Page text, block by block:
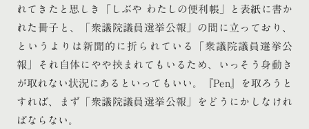
れてきたと思しき「しぶや わたしの便利帳」と表紙に書か
れた冊子と、「衆議院議員選挙公報」の間に立っており、
というよりは新聞的に折られている「衆議院議員選挙公
報」それ自体にやや挟まれてもいるため、いっそう身動き
が取れない状況にあるといってもいい。『Pen』を取ろうと
すれば、まず「衆議院議員選挙公報」をどうにかしなけれ
ばならない。